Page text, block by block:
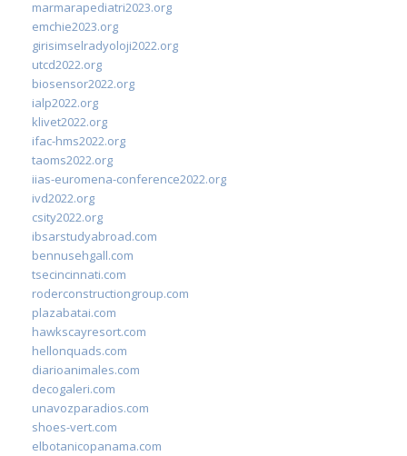
marmarapediatri2023.org
emchie2023.org
girisimselradyoloji2022.org
utcd2022.org
biosensor2022.org
ialp2022.org
klivet2022.org
ifac-hms2022.org
taoms2022.org
iias-euromena-conference2022.org
ivd2022.org
csity2022.org
ibsarstudyabroad.com
bennusehgall.com
tsecincinnati.com
roderconstructiongroup.com
plazabatai.com
hawkscayresort.com
hellonquads.com
diarioanimales.com
decogaleri.com
unavozparadios.com
shoes-vert.com
elbotanicopanama.com